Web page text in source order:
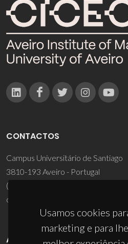
Usamos cookies
marketing e para
CONTACTOS
Campus Universitário de Santiago
3810-193 Aveiro - Portugal
(+351) 234 370 200
ciceco@ua.pt
APOIOS